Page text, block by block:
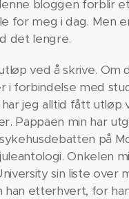
bloggen forblir
for meg i dag. Men
det lengre.
ved å skrive.
i forbindelse med
jeg alltid fått utløp
Pappaen min har
på
Onkelen
sin liste
etterhvert, for